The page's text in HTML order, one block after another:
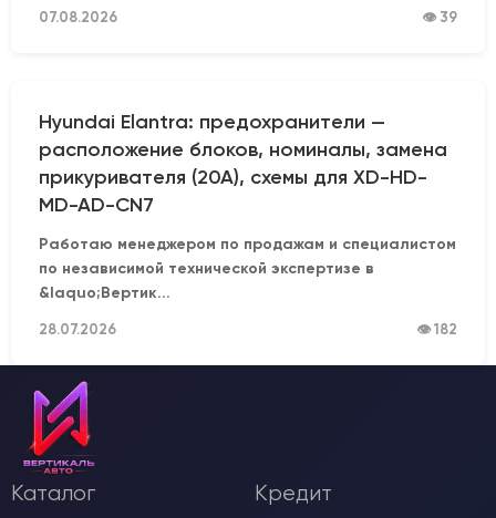
07.08.2026 👁 39
Hyundai Elantra: предохранители —
расположение блоков, номиналы, замена
прикуривателя (20А), схемы для XD-HD-
MD-AD-CN7
Работаю менеджером по продажам и специалистом
по независимой технической экспертизе в
&laquo;Вертик...
28.07.2026 👁 182
Каталог
Кредит